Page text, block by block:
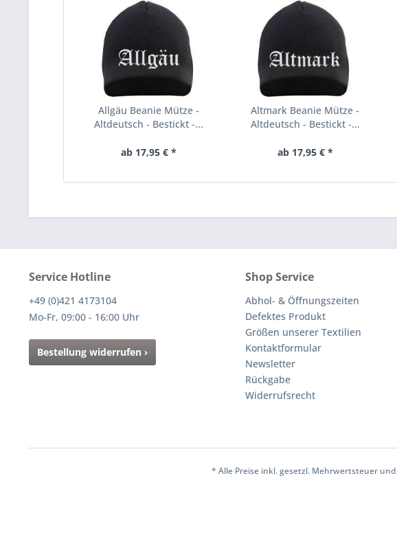
Allgäu Beanie Mütze -
Altdeutsch - Bestickt -...
ab 17,95 € *
Altmark Beanie Mütze -
Altdeutsch - Bestickt -...
ab 17,95 € *
Service Hotline
+49 (0)421 4173104
Mo-Fr, 09:00 - 16:00 Uhr
Bestellung widerrufen ›
Shop Service
Abhol- & Öffnungszeiten
Defektes Produkt
Größen unserer Textilien
Kontaktformular
Newsletter
Rückgabe
Widerrufsrecht
* Alle Preise inkl. gesetzl. Mehrwertsteuer und